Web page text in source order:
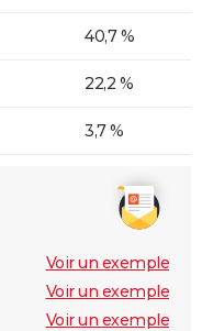
40,7 %
22,2 %
3,7 %
Voir un exemple
Voir un exemple
Voir un exemple